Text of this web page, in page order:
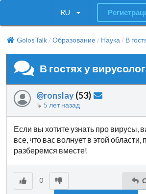
RU
GolosTalk/Образование / Наука/ В
В гостях у
@ronslay(53)
↳ 5 лет назад
Если вы хотите узнать про вирусы,
все, что вас волнует в этой области,
разберемся вместе!
0